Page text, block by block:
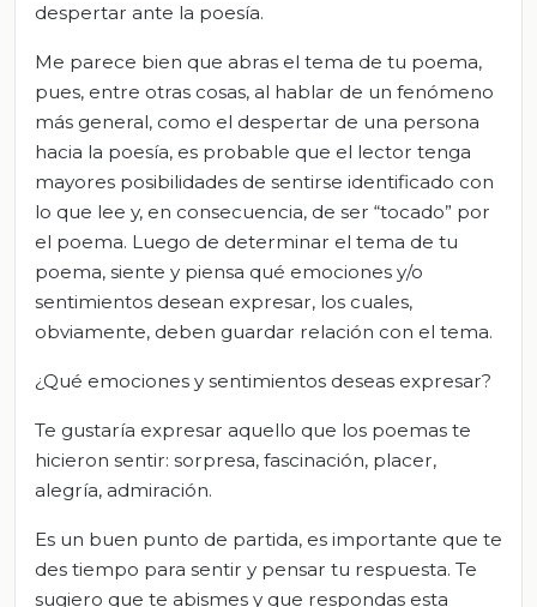
despertar ante la poesía.
Me parece bien que abras el tema de tu poema,
pues, entre otras cosas, al hablar de un fenómeno
más general, como el despertar de una persona
hacia la poesía, es probable que el lector tenga
mayores posibilidades de sentirse identificado con
lo que lee y, en consecuencia, de ser “tocado” por
el poema. Luego de determinar el tema de tu
poema, siente y piensa qué emociones y/o
sentimientos desean expresar, los cuales,
obviamente, deben guardar relación con el tema.
¿Qué emociones y sentimientos deseas expresar?
Te gustaría expresar aquello que los poemas te
hicieron sentir: sorpresa, fascinación, placer,
alegría, admiración.
Es un buen punto de partida, es importante que te
des tiempo para sentir y pensar tu respuesta. Te
sugiero que te abismes y que respondas esta